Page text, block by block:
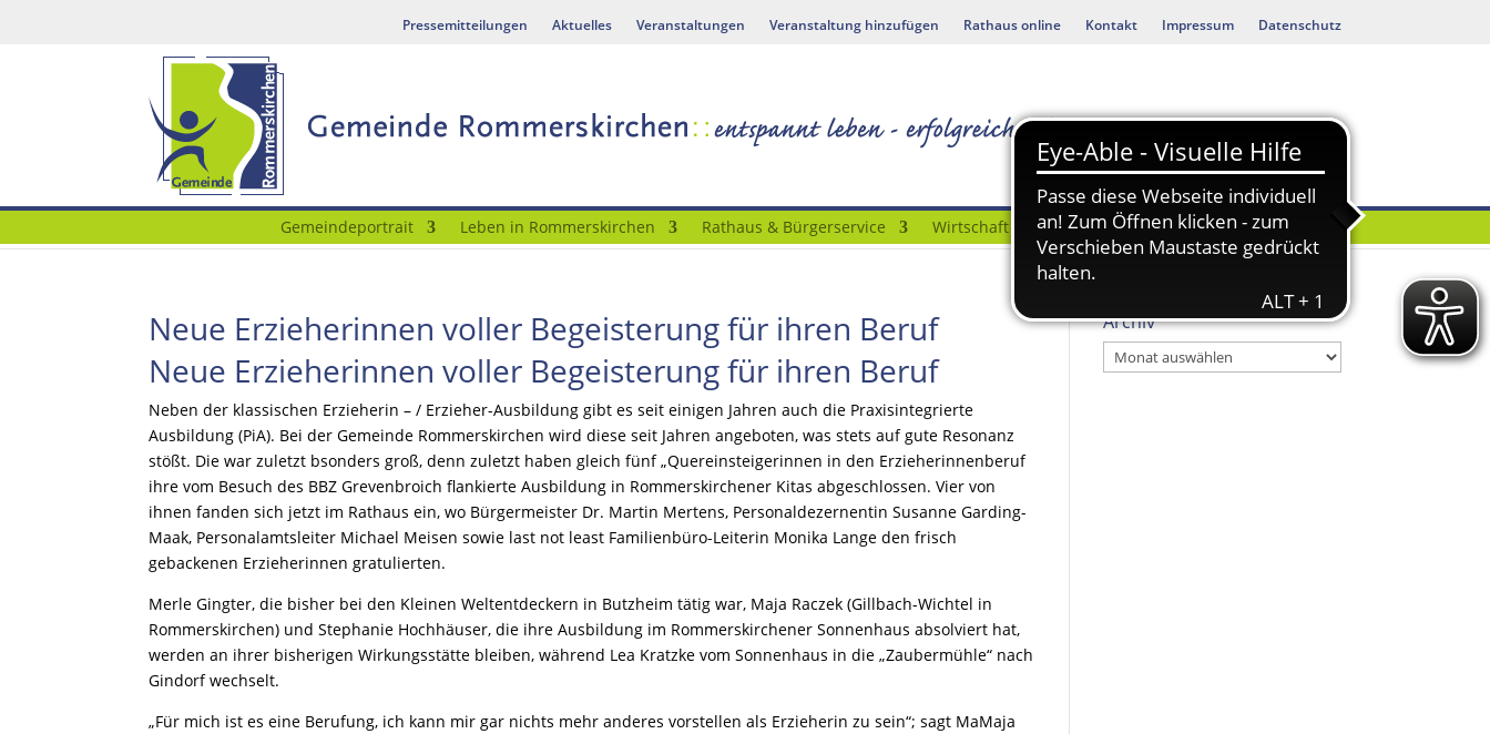
Pressemitteilungen Aktuelles Veranstaltungen Veranstaltung hinzufügen Rathaus online Kontakt Impressum Datenschutz
Gemeindeportrait Leben in Rommerskirchen Rathaus & Bürgerservice Wirtschaft Bauen & Umwelt
Neue Erzieherinnen voller Begeisterung für ihren Beruf
Neue Erzieherinnen voller Begeisterung für ihren Beruf
Neben der klassischen Erzieherin – / Erzieher-Ausbildung gibt es seit einigen Jahren auch die Praxisintegrierte
Ausbildung (PiA). Bei der Gemeinde Rommerskirchen wird diese seit Jahren angeboten, was stets auf gute Resonanz
stößt. Die war zuletzt bsonders groß, denn zuletzt haben gleich fünf „Quereinsteigerinnen in den Erzieherinnenberuf
ihre vom Besuch des BBZ Grevenbroich flankierte Ausbildung in Rommerskirchener Kitas abgeschlossen. Vier von
ihnen fanden sich jetzt im Rathaus ein, wo Bürgermeister Dr. Martin Mertens, Personaldezernentin Susanne Garding-
Maak, Personalamtsleiter Michael Meisen sowie last not least Familienbüro-Leiterin Monika Lange den frisch
gebackenen Erzieherinnen gratulierten.
Merle Gingter, die bisher bei den Kleinen Weltentdeckern in Butzheim tätig war, Maja Raczek (Gillbach-Wichtel in
Rommerskirchen) und Stephanie Hochhäuser, die ihre Ausbildung im Rommerskirchener Sonnenhaus absolviert hat,
werden an ihrer bisherigen Wirkungsstätte bleiben, während Lea Kratzke vom Sonnenhaus in die „Zaubermühle“ nach
Gindorf wechselt.
„Für mich ist es eine Berufung, ich kann mir gar nichts mehr anderes vorstellen als Erzieherin zu sein“; sagt MaMaja
Archiv
Archiv